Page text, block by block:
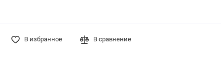
В избранное В сравнение